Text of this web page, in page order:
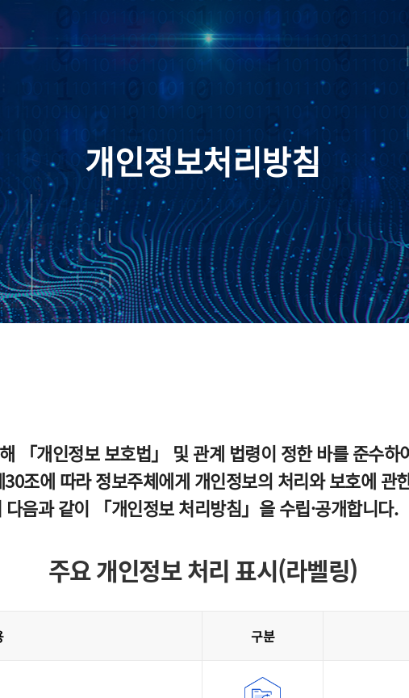
개인정보처리방침
「개인정보 보호법」 및 관계 법령이 정한 바를 준수
조에 따라 정보주체에게 개인정보의 처리와 보호에 관
음과 같이 「개인정보 처리방침」을 수립·공개합니다.
주요 개인정보 처리 표시(라벨링)
구분